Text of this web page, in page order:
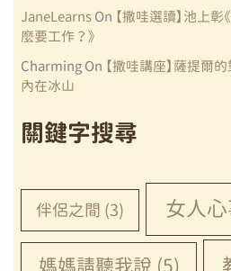
JaneLearns On 【撒哇選讀】池上
麼要工作？》
Charming On 【撒哇講座】薩提爾
內在冰山
關鍵字搜尋
伴侶之間 (3) 女人心
媽媽請聽我說 (5)